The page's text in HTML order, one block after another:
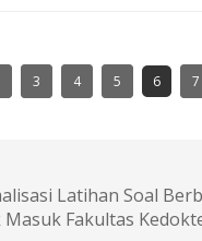
3 4 5 6 7
Latihan Soal
Fakultas